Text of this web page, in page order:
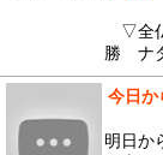
▽全
勝 ナ
今日か
明日か